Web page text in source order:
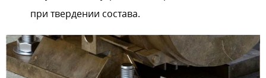
при твердении состава.